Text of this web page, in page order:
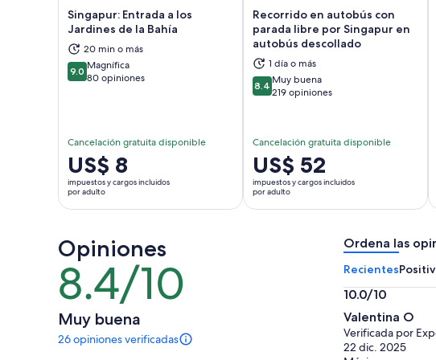
Singapur: Entrada a los
Jardines de la Bahía
20 min o más
9.09.0 de 10
Magnífica
80 opiniones
Cancelación gratuita disponible
El
precio
es
de
por
adulto
US$ 8
impuestos y cargos incluidos
por adulto
Se abrirá en una nueva pestaña
Recorrido en autobús con
parada libre por Singapur en
autobús descollado
1 día o más
8.48.4 de 10
Muy buena
219 opiniones
Cancelación gratuita disponible
El
precio
es
de
US$ 52
impuestos y cargos incluidos
por adulto
Se abrirá en
Opiniones
8.4/10
8.4
de
10
Muy buena
26 opiniones verificadas
26
Ordena las
Recientes
10.0/10
10.0
de
10
Valentina O
Verificada por
22 dic. 2025